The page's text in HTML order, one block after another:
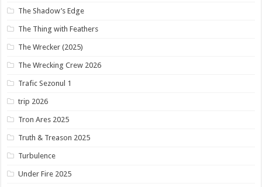
The Shadow’s Edge
The Thing with Feathers
The Wrecker (2025)
The Wrecking Crew 2026
Trafic Sezonul 1
trip 2026
Tron Ares 2025
Truth & Treason 2025
Turbulence
Under Fire 2025